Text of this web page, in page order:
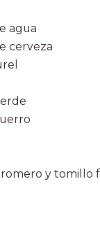
agua
cerveza
y tomillo